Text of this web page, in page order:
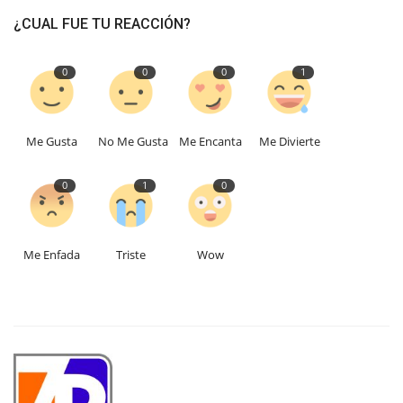
¿CUAL FUE TU REACCIÓN?
0
Me Gusta
0
No Me Gusta
0
Me Encanta
1
Me Divierte
0
Me Enfada
1
Triste
0
Wow